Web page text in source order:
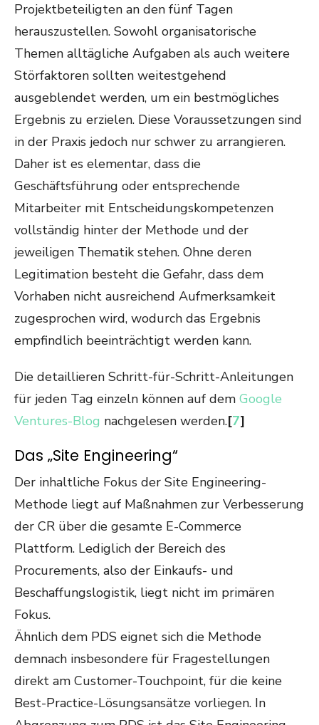
Projektbeteiligten an den fünf Tagen
herauszustellen. Sowohl organisatorische
Themen alltägliche Aufgaben als auch weitere
Störfaktoren sollten weitestgehend
ausgeblendet werden, um ein bestmögliches
Ergebnis zu erzielen. Diese Voraussetzungen sind
in der Praxis jedoch nur schwer zu arrangieren.
Daher ist es elementar, dass die
Geschäftsführung oder entsprechende
Mitarbeiter mit Entscheidungskompetenzen
vollständig hinter der Methode und der
jeweiligen Thematik stehen. Ohne deren
Legitimation besteht die Gefahr, dass dem
Vorhaben nicht ausreichend Aufmerksamkeit
zugesprochen wird, wodurch das Ergebnis
empfindlich beeinträchtigt werden kann.
Die detaillieren Schritt-für-Schritt-Anleitungen
für jeden Tag einzeln können auf dem Google
Ventures-Blog nachgelesen werden.[7]
Das „Site Engineering“
Der inhaltliche Fokus der Site Engineering-
Methode liegt auf Maßnahmen zur Verbesserung
der CR über die gesamte E-Commerce
Plattform. Lediglich der Bereich des
Procurements, also der Einkaufs- und
Beschaffungslogistik, liegt nicht im primären
Fokus.
Ähnlich dem PDS eignet sich die Methode
demnach insbesondere für Fragestellungen
direkt am Customer-Touchpoint, für die keine
Best-Practice-Lösungsansätze vorliegen. In